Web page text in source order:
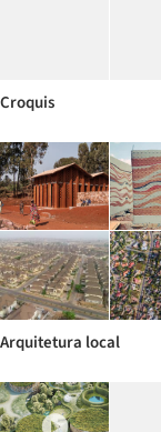
Croquis
Arquitetura local